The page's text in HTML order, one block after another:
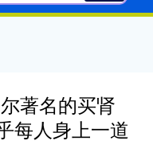
著名的买肾
每人身上一道